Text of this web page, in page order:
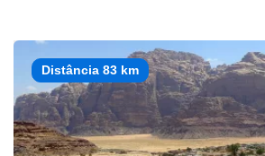
Distância 83 km